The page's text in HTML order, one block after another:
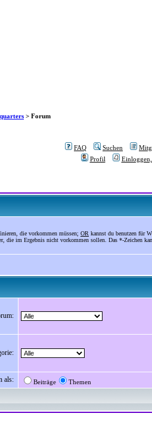
> Forum
FAQ Suchen
Profil
die vorkommen müssen; OR kannst du benutzen für
die im Ergebnis nicht vorkommen sollen. Das *-Zeichen
als: Beiträge Themen